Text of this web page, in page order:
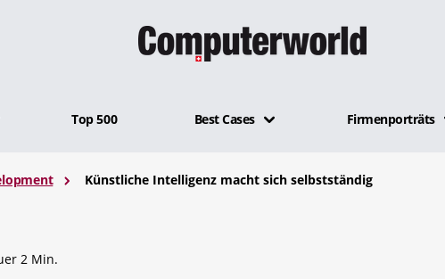
Top 500 Best Cases Firmenporträts
Künstliche Intelligenz macht sich selbstständig
2 Min.